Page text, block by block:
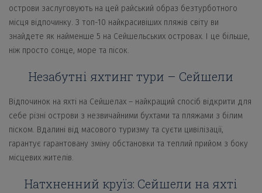
острови заслуговують на цей райський образ безтурботного
місця відпочинку. З топ-10 найкрасивіших пляжів світу ви
знайдете як найменше 5 на Сейшельських островах. І це більше,
ніж просто сонце, море та пісок.
Незабутні яхтинг тури – Сейшели
Відпочинок на яхті на Сейшелах – найкращий спосіб відкрити для
себе різні острови з незвичайними бухтами та пляжами з білим
піском. Вдалині від масового туризму та суєти цивілізації,
гарантує гарантовану зміну обстановки та теплий прийом з боку
місцевих жителів.
Натхненний круїз: Сейшели на яхті